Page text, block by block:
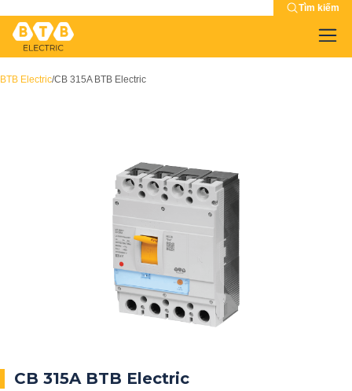
Tìm kiếm
BTB Electric/CB 315A BTB Electric
CB 315A BTB Electric